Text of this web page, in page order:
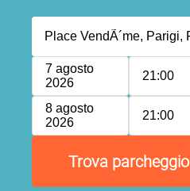
7 agosto
2026
21:00
8 agosto
2026
21:00
Trova parcheggio